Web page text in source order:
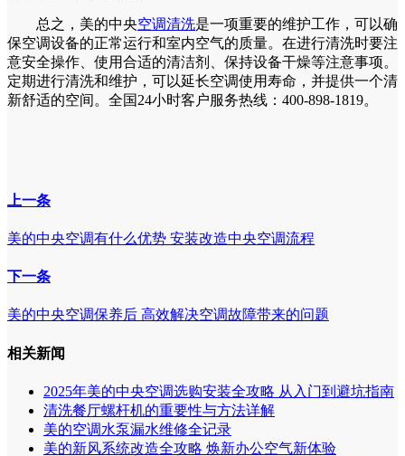
总之，美的中央空调清洗是一项重要的维护工作，可以确
保空调设备的正常运行和室内空气的质量。在进行清洗时要注
意安全操作、使用合适的清洁剂、保持设备干燥等注意事项。
定期进行清洗和维护，可以延长空调使用寿命，并提供一个清
新舒适的空间。全国24小时客户服务热线：400-898-1819。
上一条
美的中央空调有什么优势 安装改造中央空调流程
下一条
美的中央空调保养后 高效解决空调故障带来的问题
相关新闻
2025年美的中央空调选购安装全攻略 从入门到避坑指南
清洗餐厅螺杆机的重要性与方法详解
美的空调水泵漏水维修全记录
美的新风系统改造全攻略 焕新办公空气新体验